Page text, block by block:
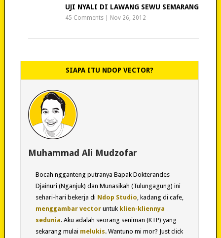
UJI NYALI DI LAWANG SEWU SEMARANG
45 Comments Nov 26, 2012
SIAPA ITU NDOP VECTOR?
Muhammad Ali Mudzofar
Bocah ngganteng putranya Bapak Dokterandes
Djainuri (Nganjuk) dan Munasikah (Tulungagung) ini
sehari-hari bekerja di Ndop Studio , kadang di cafe,
menggambar vectoruntuk klien-kliennya
sedunia. Aku adalah seorang seniman (KTP) yang
sekarang mulai melukis. Wantuno mi mor? Just click